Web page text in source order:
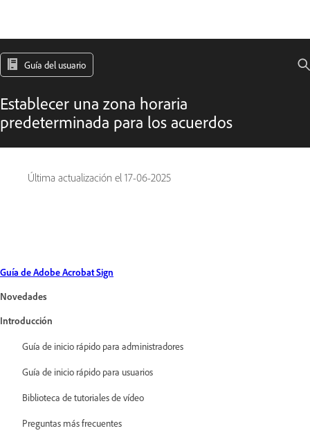
Guía del usuario
Establecer una zona horaria
predeterminada para los acuerdos
Última actualización el 17-06-2025
Guía de Adobe Acrobat Sign
Novedades
Introducción
Guía de inicio rápido para administradores
Guía de inicio rápido para usuarios
Biblioteca de tutoriales de vídeo
Preguntas más frecuentes